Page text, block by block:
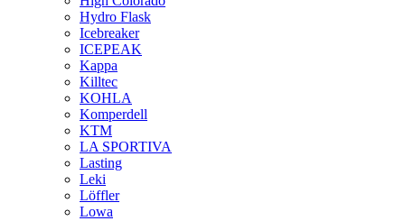
Hydro Flask
Icebreaker
ICEPEAK
Kappa
Killtec
KOHLA
Komperdell
KTM
LA SPORTIVA
Lasting
Leki
Löffler
Lowa